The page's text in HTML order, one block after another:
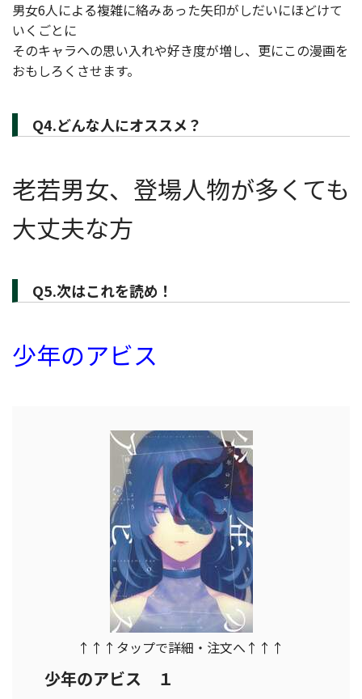
男女6人による複雑に絡みあった矢印がしだいにほどけて
いくごとに
そのキャラへの思い入れや好き度が増し、更にこの漫画を
おもしろくさせます。
Q4.どんな人にオススメ？
老若男女、登場人物が多くても
大丈夫な方
Q5.次はこれを読め！
少年のアビス
↑↑↑タップで詳細・注文へ↑↑↑
少年のアビス １